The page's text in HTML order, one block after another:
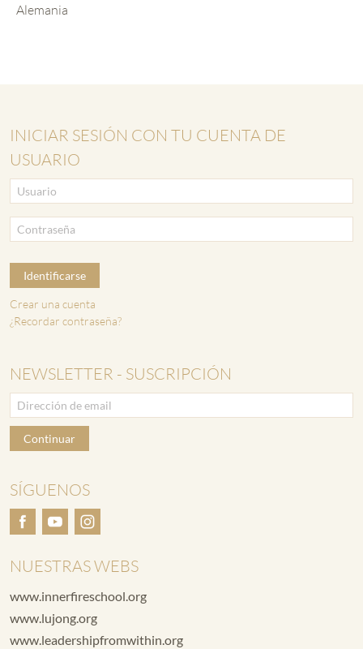
Alemania
INICIAR SESIÓN CON TU CUENTA DE
USUARIO
Identificarse
Crear una cuenta
¿Recordar contraseña?
NEWSLETTER - SUSCRIPCIÓN
Continuar
SÍGUENOS
NUESTRAS WEBS
www.innerfireschool.org
www.lujong.org
www.leadershipfromwithin.org